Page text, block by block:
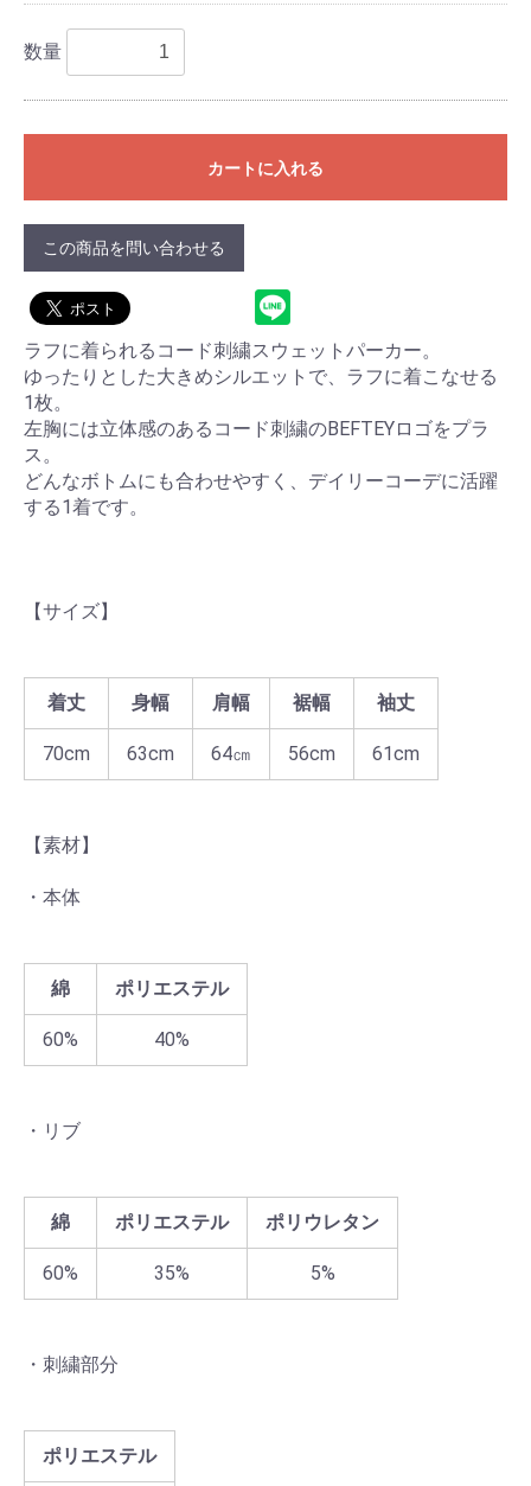
数量
カートに入れる
この商品を問い合わせる
ラフに着られるコード刺繍スウェットパーカー。
ゆったりとした大きめシルエットで、ラフに着こなせる
1枚。
左胸には立体感のあるコード刺繍のBEFTEYロゴをプラ
ス。
どんなボトムにも合わせやすく、デイリーコーデに活躍
する1着です。
【サイズ】
着丈 身幅 肩幅 裾幅 袖丈
70cm 63cm 64㎝ 56cm 61cm
【素材】
・本体
綿 ポリエステル
60% 40%
・リブ
綿 ポリエステル ポリウレタン
60% 35% 5%
・刺繍部分
ポリエステル